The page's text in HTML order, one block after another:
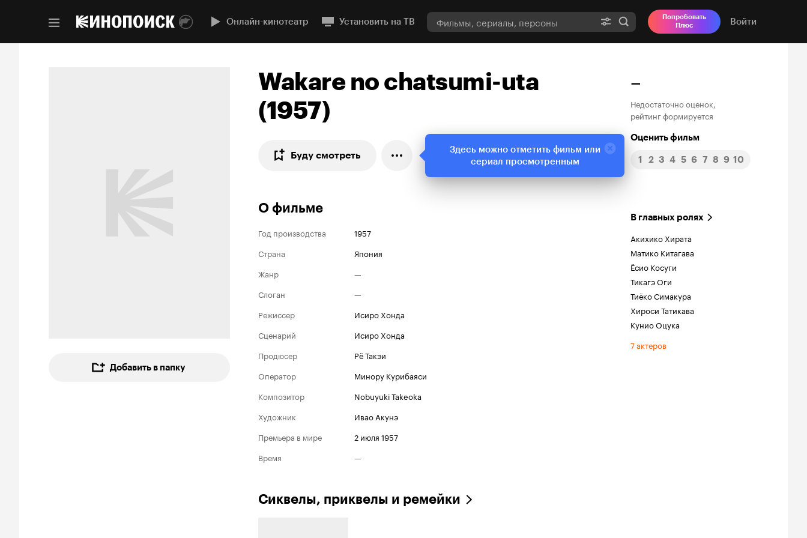
Онлайн-кинотеатр Установить на ТВ
Попробовать
Плюс
Войти
Добавить в папку
Wakare no chatsumi-uta
(1957)
Буду смотреть
–
Недостаточно оценок,
рейтинг формируется
Оценить фильм
1 2 3 4 5 6 7 8 9 10
О фильме
Год производства
1957
Страна
Япония
Жанр
—
Слоган
—
Режиссер
Исиро Хонда
Сценарий
Исиро Хонда
Продюсер
Рё Такэи
Оператор
Минору Курибаяси
Композитор
Nobuyuki Takeoka
Художник
Ивао Акунэ
Премьера в мире
2 июля 1957
Время
—
В главных ролях
Акихико Хирата
Матико Китагава
Ёсио Косуги
Тикагэ Оги
Тиёко Симакура
Хироси Татикава
Кунио Оцука
7 актеров
Сиквелы, приквелы и ремейки
Здесь можно отметить фильм или
сериал просмотренным